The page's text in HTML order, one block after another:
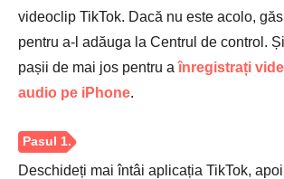
Pasul 1.
videoclip TikTok. Dacă nu este acolo,
pentru a-l adăuga la Centrul de control.
pașii de mai jos pentru aînregistrați
audio pe iPhone.
Deschideți mai întâi aplicația TikTok,